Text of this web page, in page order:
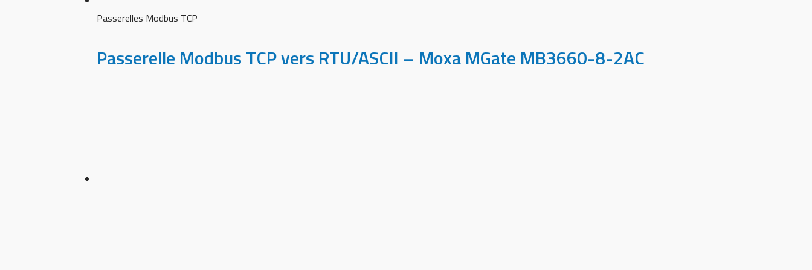
Passerelles Modbus TCP
Passerelle Modbus TCP vers RTU/ASCII – Moxa MGate MB3660-8-2AC